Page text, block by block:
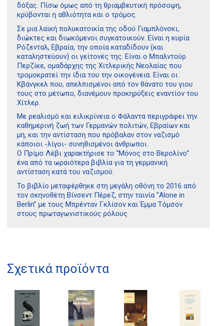
δόξας. Πίσω όμως από τη θριαμβευτική πρόσοψη,
κρύβονται η αθλιότητα και ο τρόμος.
Σε μια λαϊκή πολυκατοικία της οδού Γιαμπλόνσκι,
διώκτες και διωκόμενοι συγκατοικούν. Είναι η κυρία
Ρόζενταλ, Εβραία, την οποία καταδίδουν (και
καταληστεύουν) οι γείτονές της. Είναι ο Μπαλντούρ
Περζίκε, ομαδάρχης της Χιτλερικής Νεολαίας που
τρομοκρατεί την ίδια του την οικογένεια. Είναι οι
Κβάνγκελ που, απελπισμένοι από τον θάνατο του γιου
τους στο μέτωπο, διανέμουν προκηρύξεις εναντίον του
Χίτλερ.
Με ρεαλισμό και ειλικρίνεια ο Φάλαντα περιγράφει την
καθημερινή ζωή των Γερμανών πολιτών, Εβραίων και
μη, και την αντίσταση που πρόβαλαν στον ναζισμό
κάποιοι -λίγοι- συνηθισμένοι άνθρωποι.
Ο Πρίμο Λέβι χαρακτήρισε το “Μόνος στο Βερολίνο”
ένα από τα ωραιότερα βιβλία για τη γερμανική
αντίσταση κατά του ναζισμού.
Το βιβλίο μεταφέρθηκε στη μεγάλη οθόνη το 2016 από
τον σκηνοθέτη Βίνσεντ Πέρεζ, στην ταινία “Alone in
Berlin” με τους Μπρένταν Γκλίσον και Έμμα Τόμσον
στους πρωταγωνιστικούς ρόλους.
Σχετικά προϊόντα
21 1750 8340
Πολιτική προστασίας δεδομένων